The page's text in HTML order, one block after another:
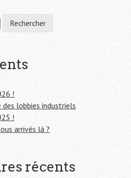
!
lobbies industriels
!
arrivés là ?
récents